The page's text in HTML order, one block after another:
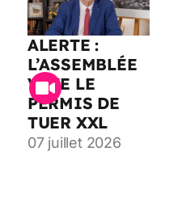
ALERTE :
L’ASSEMBLÉE
VOTE LE
PERMIS DE
TUER XXL
07 juillet 2026